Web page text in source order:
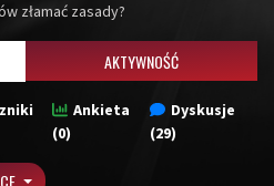
złamać zasady?
AKTYWNOŚĆ
Ankieta
(0)
Dyskusje
(29)